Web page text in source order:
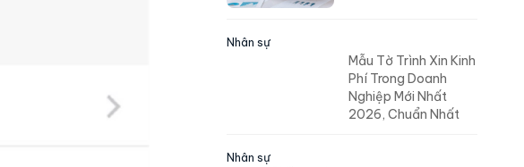
Nhân sự
Mẫu Tờ Trình Xin Kinh
Phí Trong Doanh
Nghiệp Mới Nhất
2026, Chuẩn Nhất
Nhân sự